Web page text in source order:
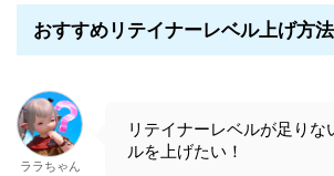
おすすめリテイナーレベル上げ方法
ララちゃん
リテイナーレベルが足り
ルを上げたい！